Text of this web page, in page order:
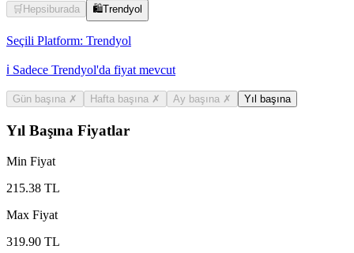
🛒 Hepsiburada 🛍️Trendyol
Seçili Platform: Trendyol
ℹ️ Sadece Trendyol'da fiyat mevcut
Gün başına ✗ Hafta başına ✗ Ay başına ✗ Yıl başına
Yıl Başına Fiyatlar
Min Fiyat
215.38 TL
Max Fiyat
319.90 TL